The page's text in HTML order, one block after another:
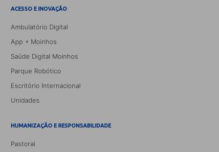
ACESSO E INOVAÇÃO
Ambulatório Digital
App + Moinhos
Saúde Digital Moinhos
Parque Robótico
Escritório Internacional
Unidades
HUMANIZAÇÃO E RESPONSABILIDADE
Pastoral